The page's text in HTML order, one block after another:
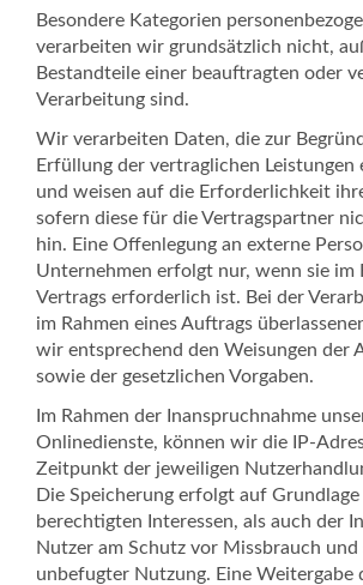
Besondere Kategorien
verarbeiten wir grundsätzlich nicht,
Bestandteile einer beauftragten oder
Verarbeitung sind.
Wir verarbeiten Daten, die zur
Erfüllung der vertraglichen Leistungen
und weisen auf die Erforderlichkeit
sofern diese für die Vertragspartner
hin. Eine Offenlegung an externe
Unternehmen erfolgt nur, wenn sie im
Vertrags erforderlich ist. Bei der
im Rahmen eines Auftrags
wir entsprechend den Weisungen der
sowie der gesetzlichen Vorgaben.
Im Rahmen der Inanspruchnahme
Onlinedienste, können wir die IP-
Zeitpunkt der jeweiligen
Die Speicherung erfolgt auf
berechtigten Interessen, als auch der
Nutzer am Schutz vor Missbrauch und
unbefugter Nutzung. Eine Weitergabe